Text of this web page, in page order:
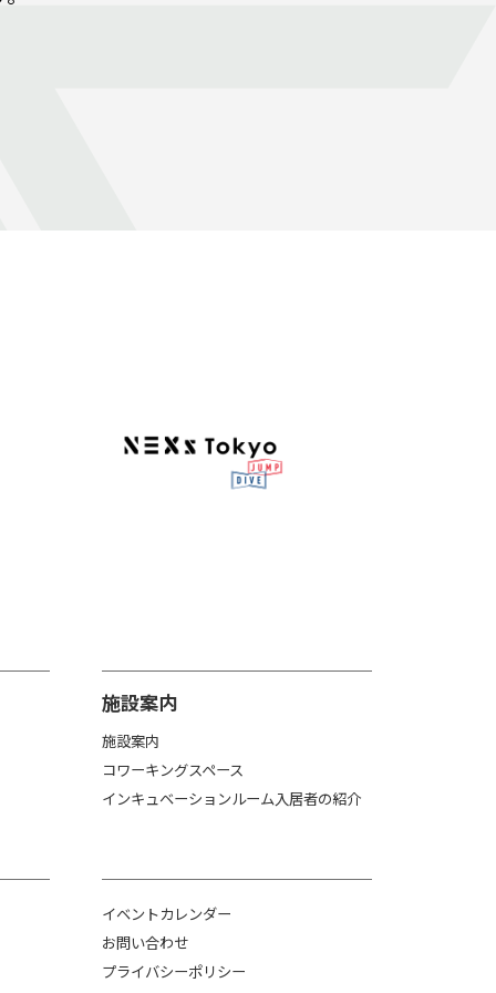
施設案内
施設案内
コワーキングスペース
インキュベーションルーム入居者の紹介
イベントカレンダー
お問い合わせ
プライバシーポリシー